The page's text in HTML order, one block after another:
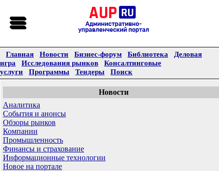
Главная Новости Бизнес-форум Библиотека
Деловая
игра
Исследования рынков
Консалтинговые
услуги
Программы Тендеры Поиск
Новости
Аналитика
События и анонсы
Обзоры рынков
Компании
Промышленность
Финансы и страхование
Информационные технологии
Новое на портале